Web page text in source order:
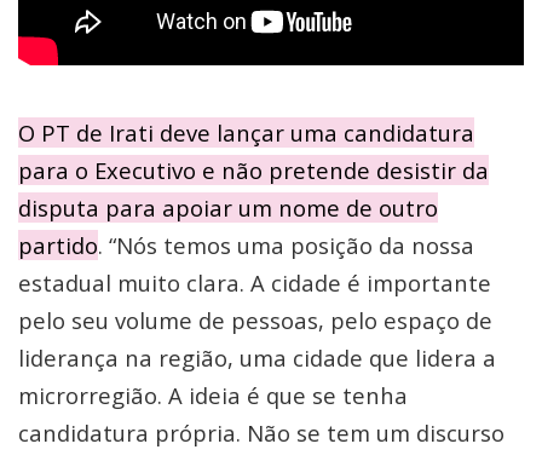
O PT de Irati deve lançar uma candidatura
para o Executivo e não pretende desistir da
disputa para apoiar um nome de outro
partido. “Nós temos uma posição da nossa
estadual muito clara. A cidade é importante
pelo seu volume de pessoas, pelo espaço de
liderança na região, uma cidade que lidera a
microrregião. A ideia é que se tenha
candidatura própria. Não se tem um discurso